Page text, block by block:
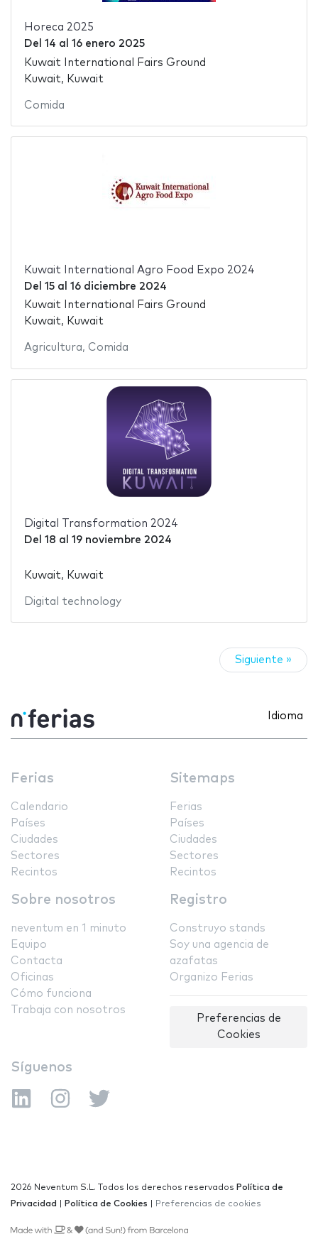
Horeca 2025
Del 14 al 16 enero 2025
Kuwait International Fairs Ground
Kuwait, Kuwait
Comida
Kuwait International Agro Food Expo 2024
Del 15al 16 diciembre 2024
Kuwait International Fairs Ground
Kuwait, Kuwait
Agricultura, Comida
Digital Transformation 2024
Del 18 al 19 noviembre 2024
Kuwait, Kuwait
Digital technology
Siguiente »
Idioma
Ferias
Calendario
Países
Ciudades
Sectores
Recintos
Sitemaps
Ferias
Países
Ciudades
Sectores
Recintos
Sobre nosotros
neventum en 1 minuto
Equipo
Contacta
Oficinas
Cómo funciona
Trabaja con nosotros
Registro
Construyo stands
Soy una agencia de
azafatas
Organizo Ferias
Preferencias de
Cookies
Síguenos
2026 Neventum S.L. Todos los derechos reservados Política de
Privacidad
Política de Cookies Preferencias de cookies